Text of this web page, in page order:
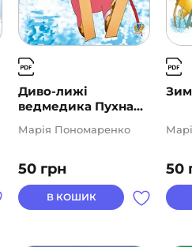
Диво-лижі
ведмедика Пухна...
50 грн
Марія Пономаренко
В КОШИК
50